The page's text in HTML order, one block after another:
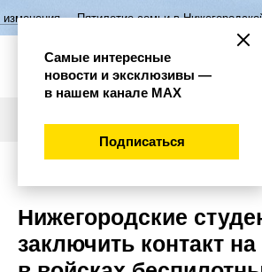
Пятилетие семьи в Нижегородской области
Нижегородские
заключить контакт
Самые интересные
новости и эксклюзивы —
в нашем канале МАХ
Подписаться